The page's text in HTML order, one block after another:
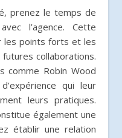
prenez le temps de
l’agence. Cette
les points forts et les
collaborations.
comme Robin Wood
qui leur
leurs pratiques.
également une
établir une relation